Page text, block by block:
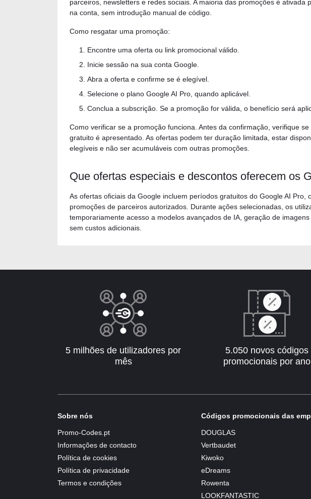
parceiros, newsletters e redes sociais. A maioria das promoções é ativada
na conta, sem introdução manual de código.
Como resgatar uma promoção:
Encontre uma oferta ou link promocional válido.
Inicie sessão na sua conta Google.
Abra a oferta e confirme se é elegível.
Selecione o plano Google AI Pro, quando aplicável.
Conclua a subscrição. Se a promoção for válida, o benefício será
Como verificar se a promoção funciona. Antes da confirmação, verifique
gratuito é apresentado. As ofertas podem ter duração limitada, estar
elegíveis e não ser acumuláveis com outras promoções.
Que ofertas especiais e descontos oferecem os
As ofertas oficiais da Google incluem períodos gratuitos do Google AI Pro,
promoções de parceiros autorizados. Durante ações selecionadas, os
temporariamente acesso a modelos avançados de IA, geração de
sem custos adicionais.
5 milhões de utilizadores por
mês
5.050 novos códigos
promocionais por ano
Sobre nós
Promo-Codes.pt
Informações de contacto
Política de cookies
Política de privacidade
Termos e condições
Códigos promocionais das
DOUGLAS
Vertbaudet
Kiwoko
eDreams
Rowenta
LOOKFANTASTIC